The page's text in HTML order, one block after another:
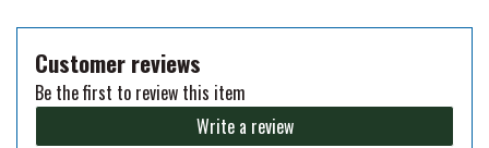
PREMIER EQUINE GROOMING & STALD
PREMIER EQUINE RYTTER
NAF
Customer reviews
Be the first to review this item
Write a review